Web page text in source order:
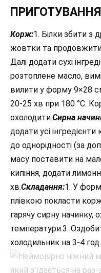
Корж:1. Білки збити з
жовтки та продовжити
Далі додати сухі
розтоплене масло,
вилити у форму 9×28
20-25 хв при 180 °С.
охолодити.Сирна
додати усі
до однорідності (за
масу поставити на
кипіння, додати
хв.Складання:1. У
плівкою покласти
гарячу сирну начинку,
температури.3.
холодильник на 3-4 год.